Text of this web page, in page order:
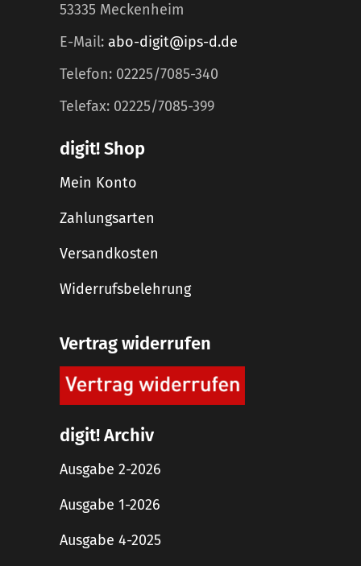
53335 Meckenheim
E-Mail: abo-digit@ips-d.de
Telefon: 02225/7085-340
Telefax: 02225/7085-399
digit! Shop
Mein Konto
Zahlungsarten
Versandkosten
Widerrufsbelehrung
Vertrag widerrufen
digit! Archiv
Ausgabe 2-2026
Ausgabe 1-2026
Ausgabe 4-2025